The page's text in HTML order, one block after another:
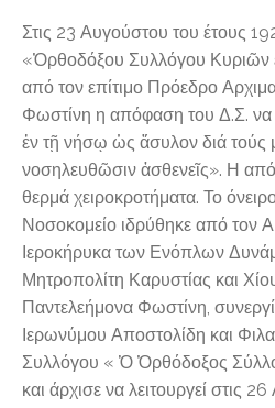
Στις 23 Αυγούστου του έτους
«Ὀρθοδόξου Συλλόγου Κυριῶν
από τον επίτιμο Πρόεδρο
Φωστίνη η απόφαση του Δ.Σ. να
ἐν τῇ νήσῳ ὡς ἄσυλον διά τούς
νοσηλευθῶσιν ἀσθενεῖς». Η
θερμά χειροκροτήματα. Το
Νοσοκομείο ιδρύθηκε από τον
Ιεροκήρυκα των Ενόπλων
Μητροπολίτη Καρυστίας και
Παντελεήμονα Φωστίνη,
Ιερωνύμου Αποστολίδη και
Συλλόγου « Ὁ Ὀρθόδοξος
και άρχισε να λειτουργεί στις